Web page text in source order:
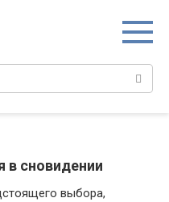
в сновидении
выбора,